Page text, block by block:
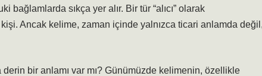
sıkça yer alır. Bir tür “alıcı” olarak
Ancak kelime, zaman içinde yalnızca ticari anlamda
derin bir anlamı var mı? Günümüzde kelimenin, özellikle